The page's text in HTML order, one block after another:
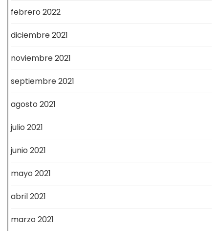
febrero 2022
diciembre 2021
noviembre 2021
septiembre 2021
agosto 2021
julio 2021
junio 2021
mayo 2021
abril 2021
marzo 2021